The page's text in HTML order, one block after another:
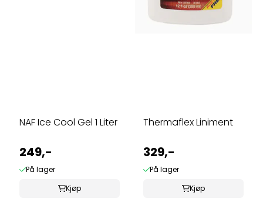
NAF Ice Cool Gel 1 Liter
249,-
På lager
Kjøp
Thermaflex Liniment
329,-
På lager
Kjøp